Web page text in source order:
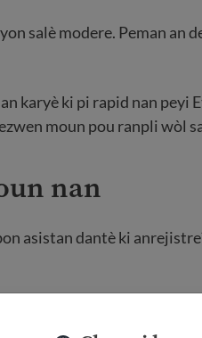
salè modere. Peman an
karyè ki pi rapid nan peyi
moun pou ranpli wòl
nan
asistan dantè ki